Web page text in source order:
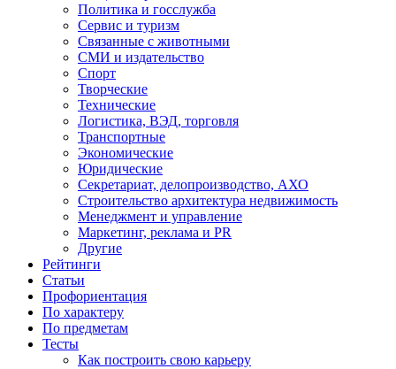
Политика и госслужба
Сервис и туризм
Связанные с животными
СМИ и издательство
Спорт
Творческие
Технические
Логистика, ВЭД, торговля
Транспортные
Экономические
Юридические
Секретариат, делопроизводство, АХО
Строительство архитектура недвижимость
Менеджмент и управление
Маркетинг, реклама и PR
Другие
Рейтинги
Статьи
Профориентация
По характеру
По предметам
Тесты
Как построить свою карьеру